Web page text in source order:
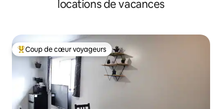
locations de vacances
Coups de cœur voyageurs les plus appréciés
Coup de cœur voyageurs